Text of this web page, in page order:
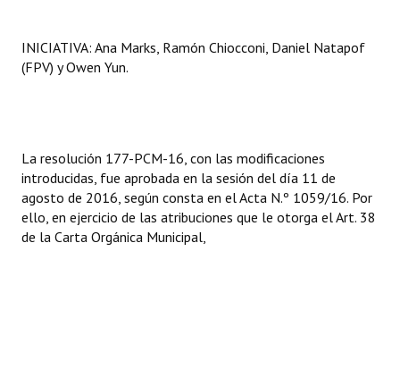
INICIATIVA: Ana Marks, Ramón Chiocconi, Daniel Natapof
(FPV) y Owen Yun.
La resolución 177-PCM-16, con las modificaciones
introducidas, fue aprobada en la sesión del día 11 de
agosto de 2016, según consta en el Acta N.º 1059/16. Por
ello, en ejercicio de las atribuciones que le otorga el Art. 38
de la Carta Orgánica Municipal,